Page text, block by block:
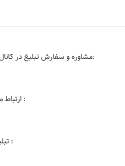
مشاوره و سفارش تبلیغ در کانال‌های مجموعه‌ی خبرفوری:
ارتباط مستقیم با ادمین تبلیغات :
تبلیغ در ۳۰۰ پیج اینستاگرام :